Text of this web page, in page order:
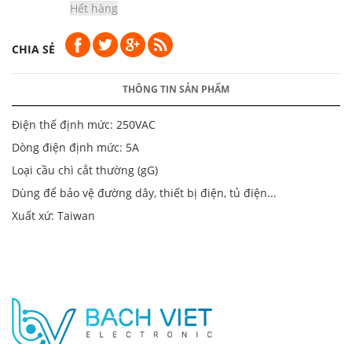
Hết hàng
CHIA SẺ
THÔNG TIN SẢN PHẨM
Điện thế định mức: 250VAC
Dòng điện định mức: 5A
Loại cầu chì cắt thường (gG)
Dùng để bảo vệ đường dây, thiết bị điện, tủ điện...
Xuất xứ: Taiwan